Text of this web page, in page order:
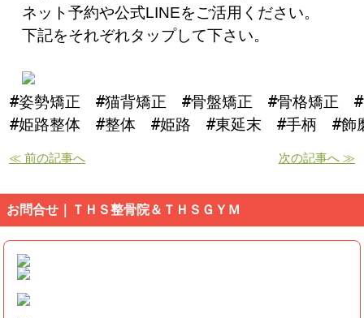
ネット予約や公式LINEをご活用ください。
下記をそれぞれタップして下さい。
#姿勢矯正　#猫背矯正　#骨盤矯正　#骨格矯正
#姫路整体　#整体　#姫路　#東延末　#手柄　#
≪ 前の記事へ 次の記事へ ≫
お問合せ｜ＴＨＳ整骨院＆ＴＨＳＧＹＭ